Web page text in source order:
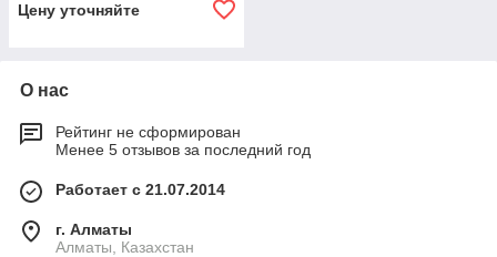
Цену уточняйте
О нас
Рейтинг не сформирован
Менее 5 отзывов за последний год
Работает с 21.07.2014
г. Алматы
Алматы, Казахстан